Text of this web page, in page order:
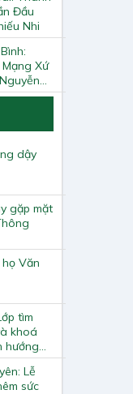
Đầu
Nhi
Xứ
Giảng
dậy
gặp mặt
Văn
tìm
khoá
hướng
Lễ
sức